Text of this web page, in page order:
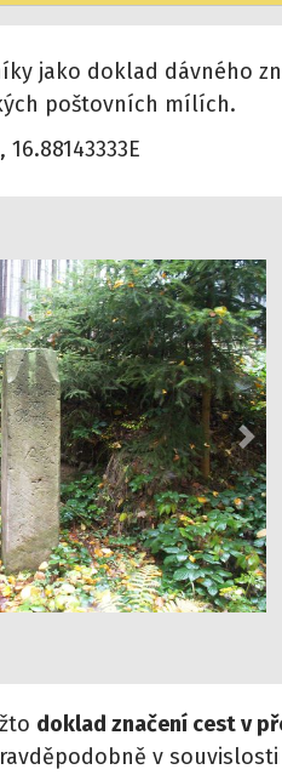
jako doklad dávného
poštovních mílích.
16.88143333E
Next
doklad značení cest v
v